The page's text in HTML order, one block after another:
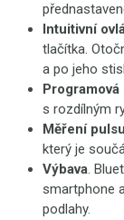
Intuitivní
tlačítka.
a po jeho
Programová
s rozdílným
Měření
který je
Výbava.
smartphone
podlahy.